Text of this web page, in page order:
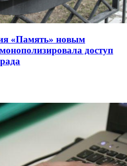
«Память» новым
доступ